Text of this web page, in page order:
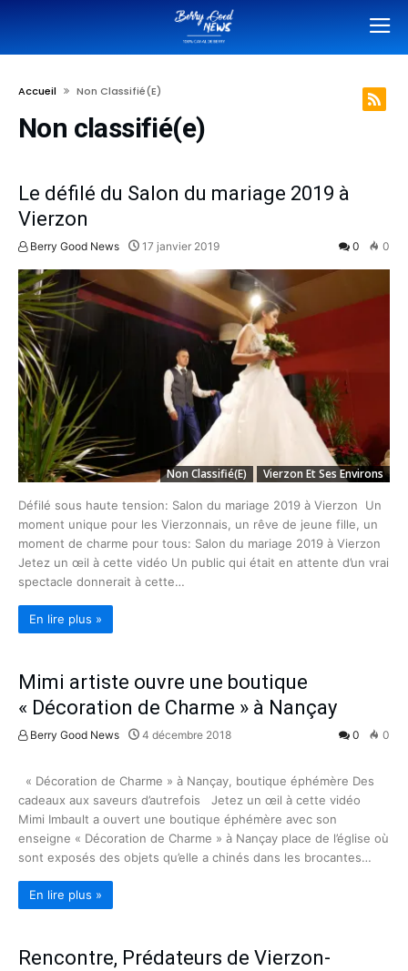
Accueil Non Classifié(e)
Non classifié(e)
Le défilé du Salon du mariage 2019 à
Vierzon
Berry Good News 17 janvier 2019 0 0
Non Classifié(e) Vierzon Et Ses Environs
Défilé sous haute tension: Salon du mariage 2019 à Vierzon Un
moment unique pour les Vierzonnais, un rêve de jeune fille, un
moment de charme pour tous: Salon du mariage 2019 à Vierzon
Jetez un œil à cette vidéo Un public qui était en attente d’un vrai
spectacle donnerait à cette…
En lire plus »
Mimi artiste ouvre une boutique
« Décoration de Charme » à Nançay
Berry Good News 4 décembre 2018 0 0
« Décoration de Charme » à Nançay, boutique éphémère Des
cadeaux aux saveurs d’autrefois Jetez un œil à cette vidéo
Mimi Imbault a ouvert une boutique éphémère avec son
enseigne « Décoration de Charme » à Nançay place de l’église où
sont exposés des objets qu’elle a chinés dans les brocantes…
En lire plus »
Rencontre, Prédateurs de Vierzon-